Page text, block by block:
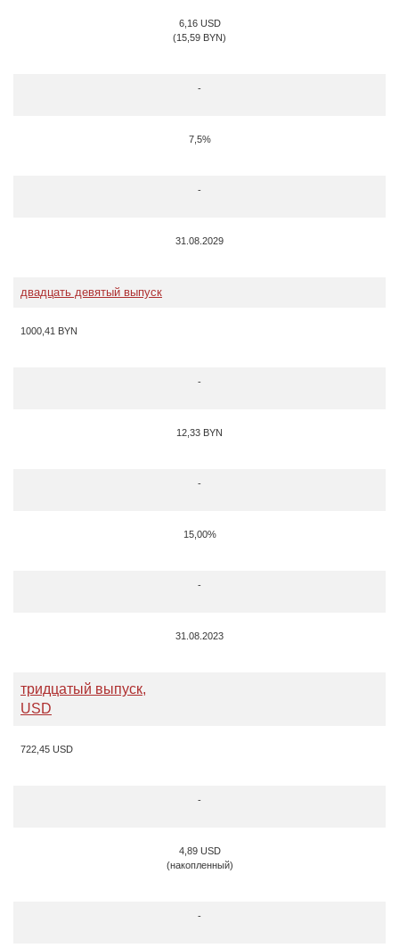
6,16 USD
(15,59 BYN)
-
7,5%
-
31.08.2029
двадцать девятый выпуск
1000,41 BYN
-
12,33 BYN
-
15,00%
-
31.08.2023
тридцатый выпуск,
USD
722,45 USD
-
4,89 USD
(накопленный)
-